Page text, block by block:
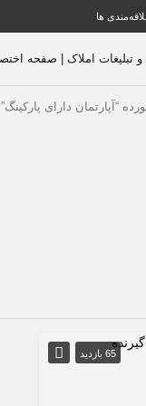
ها
“آپارتمان دارای پارکینگ”
65 بازدید